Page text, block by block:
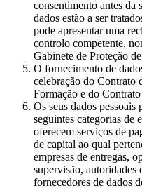
consentimento antes da
dados estão a ser
pode apresentar uma
controlo competente,
Gabinete de Proteção
O fornecimento de
celebração do Contrato
Formação e do
Os seus dados pessoais
seguintes categorias de
oferecem serviços de
de capital ao qual
empresas de entregas,
supervisão, autoridades
fornecedores de dados